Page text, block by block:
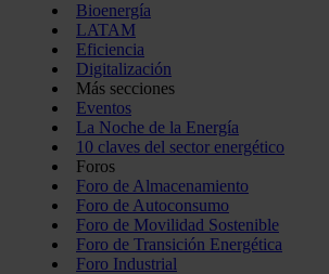
Bioenergía
LATAM
Eficiencia
Digitalización
Más secciones
Eventos
La Noche de la Energía
10 claves del sector energético
Foros
Foro de Almacenamiento
Foro de Autoconsumo
Foro de Movilidad Sostenible
Foro de Transición Energética
Foro Industrial